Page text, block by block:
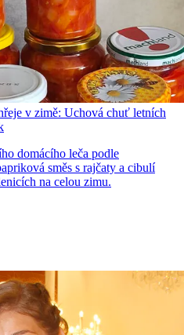
v zimě: Uchová chuť letních
domácího leča podle
směs s rajčaty a cibulí
na celou zimu.